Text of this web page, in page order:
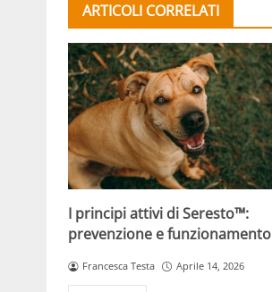
ARTICOLI CORRELATI
I principi attivi di Seresto™:
prevenzione e funzionamento
Francesca Testa Aprile 14, 2026